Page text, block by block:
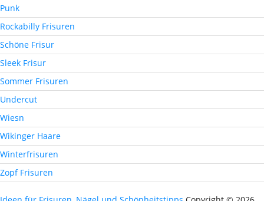
Punk
Rockabilly Frisuren
Schöne Frisur
Sleek Frisur
Sommer Frisuren
Undercut
Wiesn
Wikinger Haare
Winterfrisuren
Zopf Frisuren